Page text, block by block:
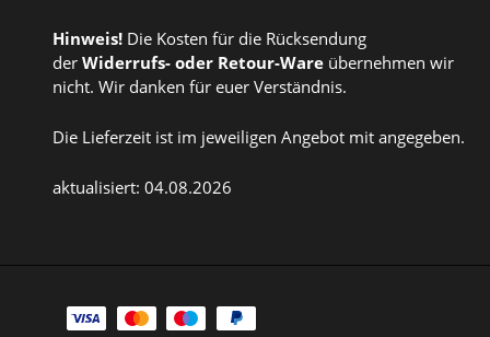
Hinweis! Die Kosten für die Rücksendung
der Widerrufs- oder Retour-Ware übernehmen wir
nicht. Wir danken für euer Verständnis.
Die Lieferzeit ist im jeweiligen Angebot mit angegeben.
aktualisiert: 04.08.2026
Zahlungsarten